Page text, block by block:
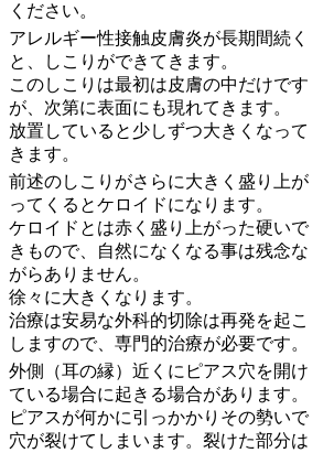
ください。
アレルギー性接触皮膚炎が長期間続く
と、しこりができてきます。
このしこりは最初は皮膚の中だけです
が、次第に表面にも現れてきます。
放置していると少しずつ大きくなって
きます。
前述のしこりがさらに大きく盛り上が
ってくるとケロイドになります。
ケロイドとは赤く盛り上がった硬いで
きもので、自然になくなる事は残念な
がらありません。
徐々に大きくなります。
治療は安易な外科的切除は再発を起こ
しますので、専門的治療が必要です。
外側（耳の縁）近くにピアス穴を開け
ている場合に起きる場合があります。
ピアスが何かに引っかかりその勢いで
穴が裂けてしまいます。裂けた部分は